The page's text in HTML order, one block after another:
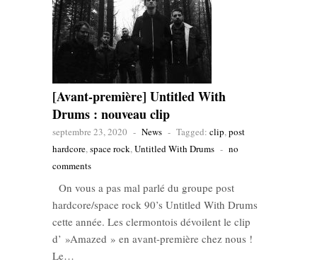
[Avant-première] Untitled With
Drums : nouveau clip
septembre 23, 2020 - News - Tagged: clip,post
hardcore,space rock,Untitled With Drums - no
comments
On vous a pas mal parlé du groupe post
hardcore/space rock 90’s Untitled With Drums
cette année. Les clermontois dévoilent le clip
d’ »Amazed » en avant-première chez nous !
Le…